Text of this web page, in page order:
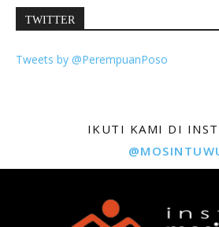
TWITTER
Tweets by @PerempuanPoso
IKUTI KAMI DI